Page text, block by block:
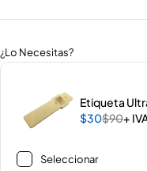
¿Lo Necesitas?
Etiqueta
$90
$30 +
Seleccionar